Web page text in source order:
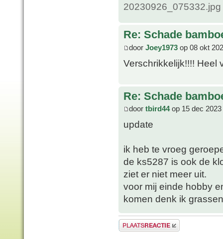
Re: Schade
door Joey1973 op 08 okt
Verschrikkelijk!!!! Heel
Re: Schade
door tbird44op 15 dec 2023
update
ik heb te vroeg
de ks5287 is ook de
ziet er niet meer uit.
voor mij einde hobby
komen denk ik
Plaats een reactie